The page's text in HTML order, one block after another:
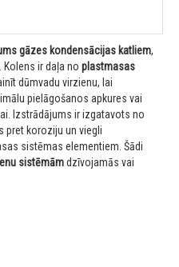
gāzes kondensācijas katliem,
ir daļa no plastmasas
dūmvadu virzienu, lai
pielāgošanos apkures vai
Izstrādājums ir izgatavots no
pret koroziju un viegli
sistēmas elementiem. Šādi
sistēmāmdzīvojamās vai